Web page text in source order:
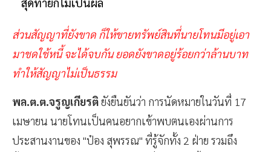
ส่วนสัญญาที่ยังขาด ก็ให้ขายทรัพย์สินที่นายโทนมีอยู่เอา
มาชดใช้หนี้ จะได้จบกัน ยอดยังขาดอยู่ร้อยกว่าล้านบาท
ทำให้สัญญาไม่เป็นธรรม
พล.ต.ต.จรูญเกียรติยังยืนยันว่า การนัดหมายในวันที่ 17
เมษายน นายโทนเป็นคนอยากเข้าพบตนเองผ่านการ
ประสานงานของ "ป๋อง สุพรรณ" ที่รู้จักทั้ง 2 ฝ่าย รวมถึง